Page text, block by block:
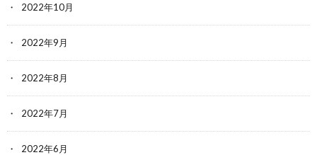
2022年10月
2022年9月
2022年8月
2022年7月
2022年6月